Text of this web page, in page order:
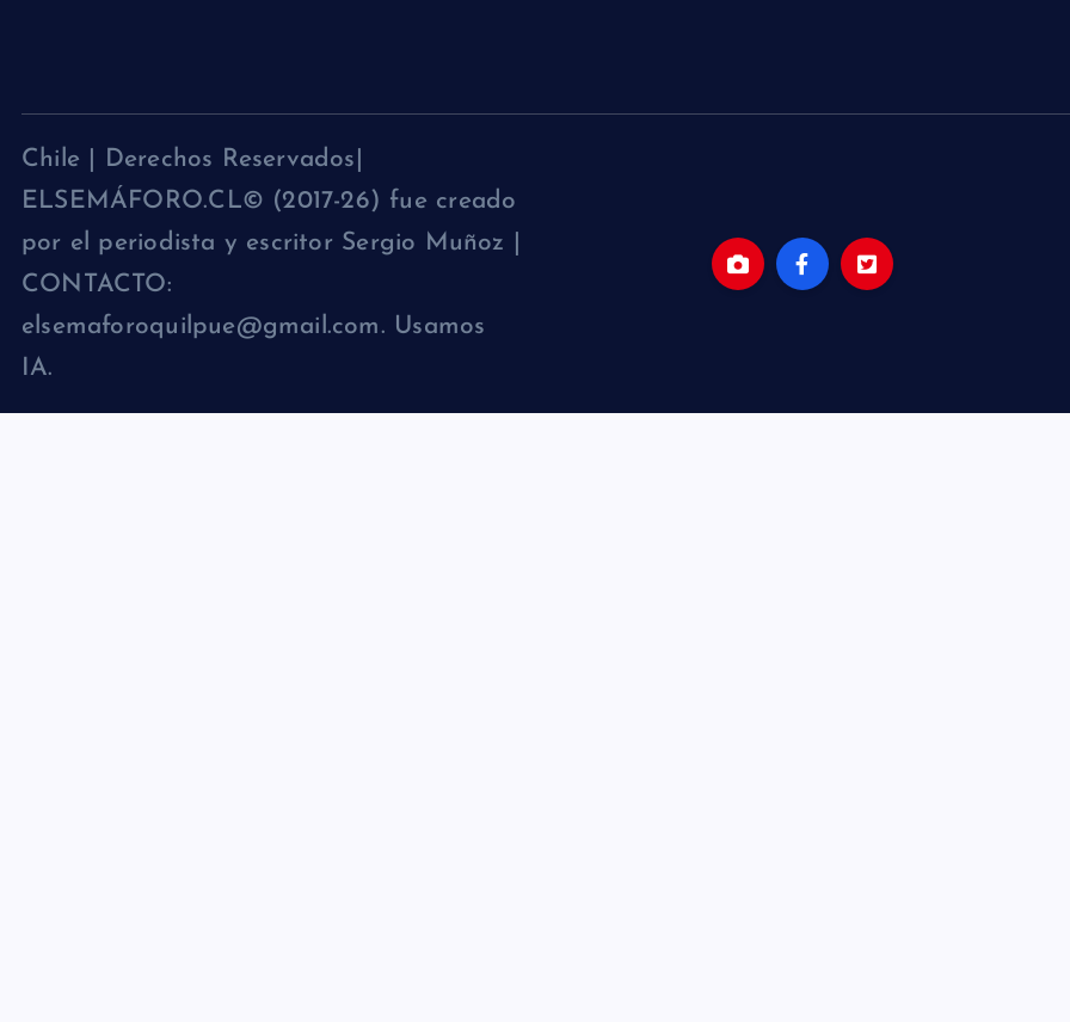
Chile | Derechos Reservados|
ELSEMÁFORO.CL© (2017-26) fue creado
por el periodista y escritor Sergio Muñoz |
CONTACTO:
elsemaforoquilpue@gmail.com. Usamos
IA.